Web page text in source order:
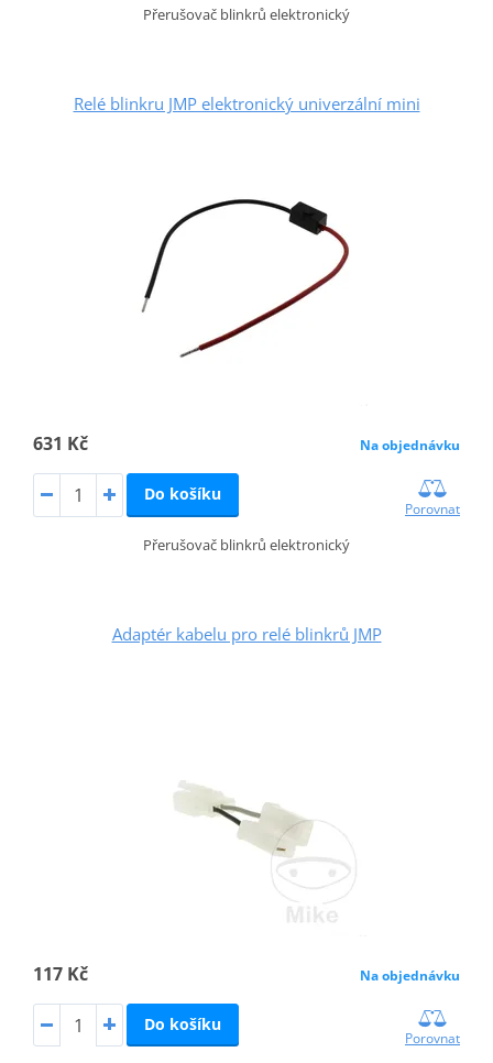
Přerušovač blinkrů elektronický
Relé blinkru JMP elektronický univerzální mini
631 Kč Na objednávku
Do košíku
Porovnat
Přerušovač blinkrů elektronický
Adaptér kabelu pro relé blinkrů JMP
117 Kč Na objednávku
Do košíku
Porovnat